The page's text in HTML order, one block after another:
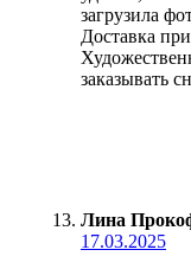
загрузила
Доставка
заказывать
Лина
17.03.2025